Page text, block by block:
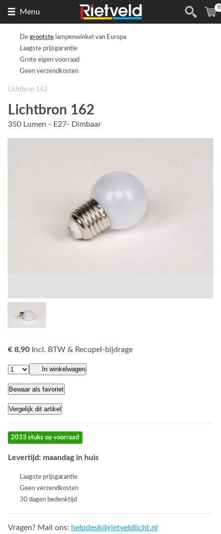
Menu
de
(
0
De grootste lampenwinkel van Europa
Laagste prijsgarantie
Grote eigen voorraad
Geen verzendkosten
Lichtbron 162
Lichtbron 162
350 Lumen - E27- Dimbaar
€ 8,90 Incl. BTW & Recupel-bijdrage
In winkelwagen
Bewaar als favoriet
Vergelijk dit artikel
2033 stuks op voorraad
Levertijd: maandag in huis
Laagste prijsgarantie
Geen verzendkosten
30 dagen bedenktijd
Vragen? Mail ons: helpdesk@rietveldlicht.nl